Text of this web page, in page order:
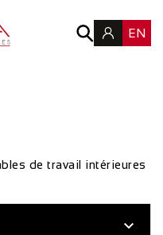
EN
de travail intérieures
